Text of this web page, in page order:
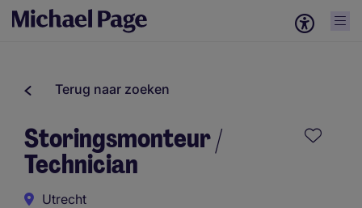
Terug naar zoeken
Storingsmonteur /
Technician
Utrecht